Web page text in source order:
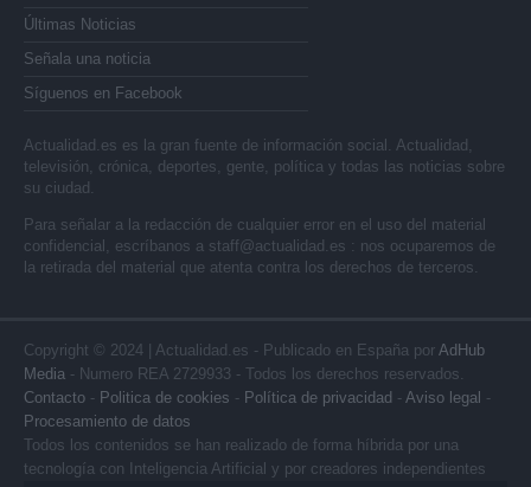
Últimas Noticias
Señala una noticia
Síguenos en Facebook
Actualidad.es es la gran fuente de información social. Actualidad,
televisión, crónica, deportes, gente, política y todas las noticias sobre
su ciudad.
Para señalar a la redacción de cualquier error en el uso del material
confidencial, escríbanos a staff@actualidad.es : nos ocuparemos de
la retirada del material que atenta contra los derechos de terceros.
Copyright © 2024 | Actualidad.es - Publicado en España por AdHub
Media - Numero REA 2729933 - Todos los derechos reservados.
Contacto - Politica de cookies - Política de privacidad - Aviso legal -
Procesamiento de datos
Todos los contenidos se han realizado de forma híbrida por una
tecnología con Inteligencia Artificial y por creadores independientes